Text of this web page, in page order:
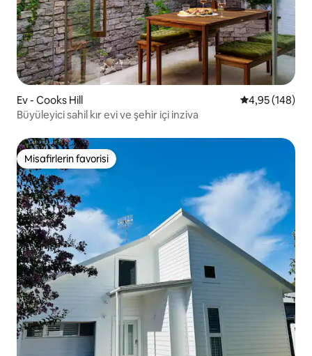
Ev - Cooks Hill 5 üzerinden
4,95 (148)
Büyüleyici sahil kır evi ve şehir içi inziva
Misafirlerin favorisi
Misafirlerin favorisi